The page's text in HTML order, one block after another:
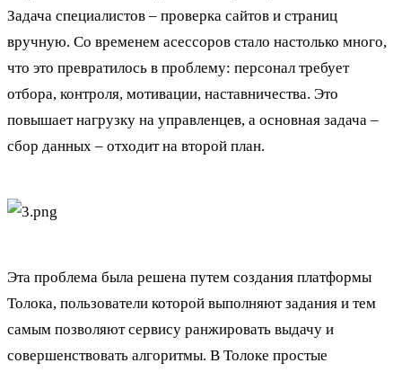
Задача специалистов – проверка сайтов и страниц
вручную. Со временем асессоров стало настолько много,
что это превратилось в проблему: персонал требует
отбора, контроля, мотивации, наставничества. Это
повышает нагрузку на управленцев, а основная задача –
сбор данных – отходит на второй план.
Эта проблема была решена путем создания платформы
Толока, пользователи которой выполняют задания и тем
самым позволяют сервису ранжировать выдачу и
совершенствовать алгоритмы. В Толоке простые